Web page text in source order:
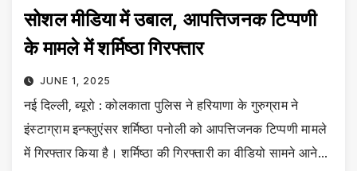
सोशल मीडिया में उबाल, आपत्तिजनक टिप्पणी
के मामले में शर्मिष्ठा गिरफ्तार
JUNE 1, 2025
नई दिल्ली, ब्यूरो : कोलकाता पुलिस ने हरियाणा के गुरुग्राम ने
इंस्टाग्राम इन्फ्लुएंसर शर्मिष्ठा पनोली को आपत्तिजनक टिप्पणी मामले
में गिरफ्तार किया है। शर्मिष्ठा की गिरफ्तारी का वीडियो सामने आने…